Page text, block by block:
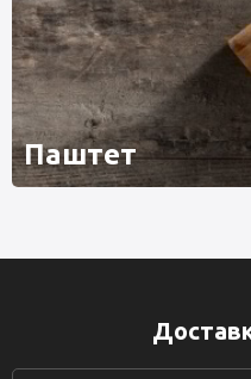
Паштет